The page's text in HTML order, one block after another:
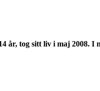
tog sitt liv i maj 2008.